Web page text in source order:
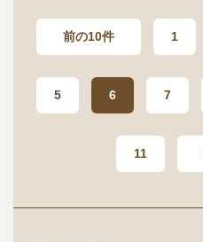
前の10件 1
5 6 7
11